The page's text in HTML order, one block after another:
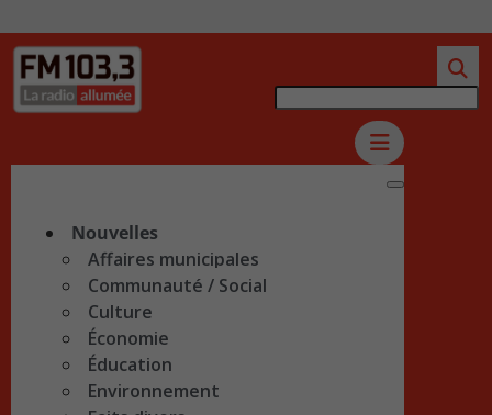
Nouvelles
Affaires municipales
Communauté / Social
Culture
Économie
Éducation
Environnement